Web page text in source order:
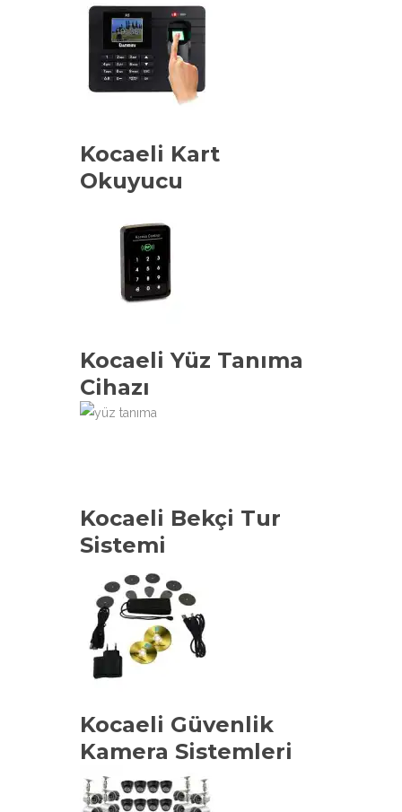
Kocaeli Kart
Okuyucu
Kocaeli Yüz Tanıma
Cihazı
Kocaeli Bekçi Tur
Sistemi
Kocaeli Güvenlik
Kamera Sistemleri